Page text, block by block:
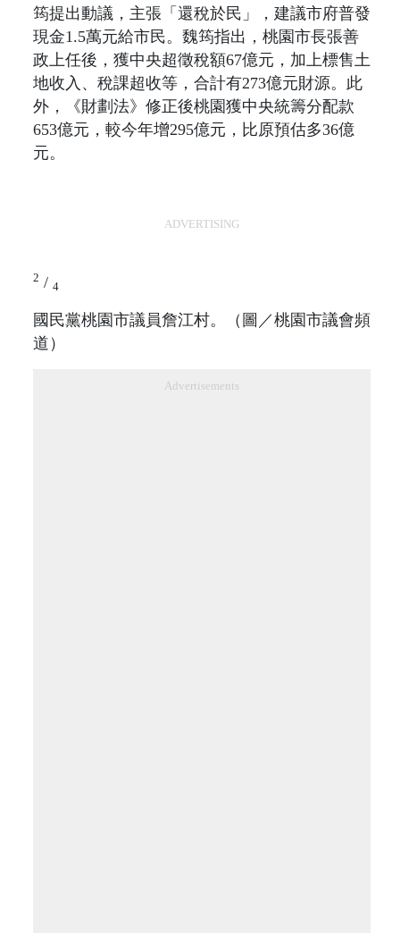
筠提出動議，主張「還稅於民」，建議市府普發
現金1.5萬元給市民。魏筠指出，桃園市長張善
政上任後，獲中央超徵稅額67億元，加上標售土
地收入、稅課超收等，合計有273億元財源。此
外，《財劃法》修正後桃園獲中央統籌分配款
653億元，較今年增295億元，比原預估多36億
元。
ADVERTISING
2 / 4
國民黨桃園市議員詹江村。（圖／桃園市議會頻
道）
Advertisements